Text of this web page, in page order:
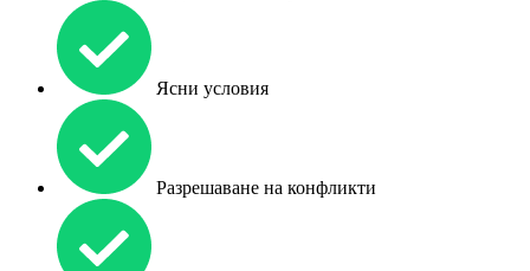
Ясни условия
Разрешаване на конфликти